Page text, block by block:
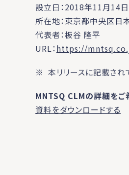
設立日：2018年11月14日
所在地：東京都中央区
代表者：板谷 隆平
URL： https://
※ 本リリースに記載され
MNTSQ CLMの詳細をご
資料をダウンロードする